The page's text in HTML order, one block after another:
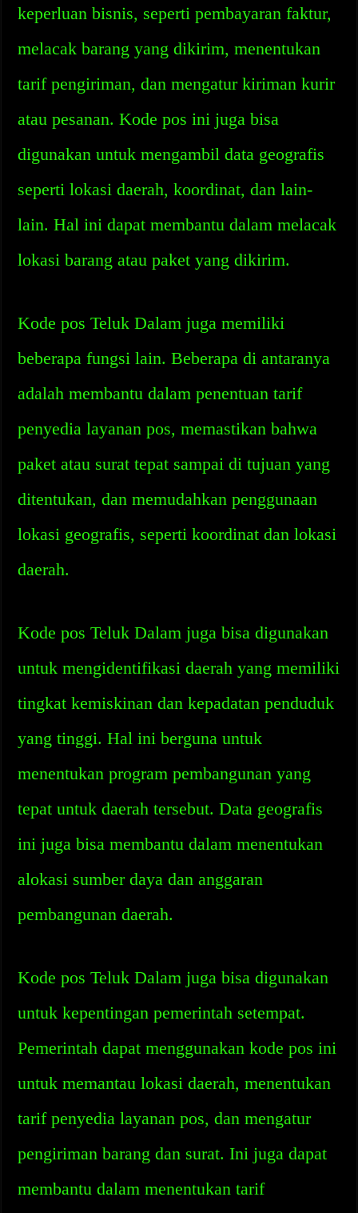
keperluan bisnis, seperti pembayaran faktur,
melacak barang yang dikirim, menentukan
tarif pengiriman, dan mengatur kiriman kurir
atau pesanan. Kode pos ini juga bisa
digunakan untuk mengambil data geografis
seperti lokasi daerah, koordinat, dan lain-
lain. Hal ini dapat membantu dalam melacak
lokasi barang atau paket yang dikirim.
Kode pos Teluk Dalam juga memiliki
beberapa fungsi lain. Beberapa di antaranya
adalah membantu dalam penentuan tarif
penyedia layanan pos, memastikan bahwa
paket atau surat tepat sampai di tujuan yang
ditentukan, dan memudahkan penggunaan
lokasi geografis, seperti koordinat dan lokasi
daerah.
Kode pos Teluk Dalam juga bisa digunakan
untuk mengidentifikasi daerah yang memiliki
tingkat kemiskinan dan kepadatan penduduk
yang tinggi. Hal ini berguna untuk
menentukan program pembangunan yang
tepat untuk daerah tersebut. Data geografis
ini juga bisa membantu dalam menentukan
alokasi sumber daya dan anggaran
pembangunan daerah.
Kode pos Teluk Dalam juga bisa digunakan
untuk kepentingan pemerintah setempat.
Pemerintah dapat menggunakan kode pos ini
untuk memantau lokasi daerah, menentukan
tarif penyedia layanan pos, dan mengatur
pengiriman barang dan surat. Ini juga dapat
membantu dalam menentukan tarif